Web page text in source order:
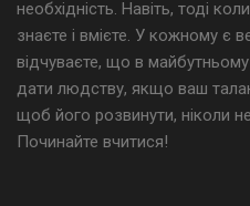
необхідність. Навіть, тоді
знаєте і вмієте. У кожному є
відчуваєте, що в
дати людству, якщо ваш
щоб його розвинути, ніколи
Починайте вчитися!